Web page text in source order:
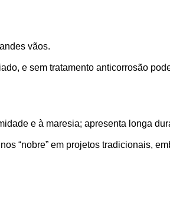
vãos.
e sem tratamento anticorrosão
e à maresia; apresenta longa
“nobre” em projetos tradicionais,